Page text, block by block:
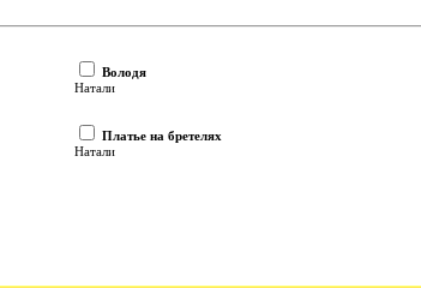
Володя
Натали
Платье на бретелях
Натали